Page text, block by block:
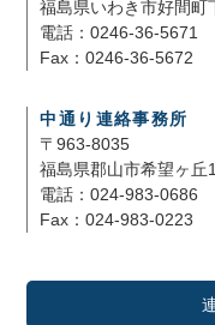
福島県いわき市好間町
電話：0246-36-5671
Fax：0246-36-5672
中通り連絡事務所
〒963-8035
福島県郡山市希望ヶ丘
電話：024-983-0686
Fax：024-983-0223